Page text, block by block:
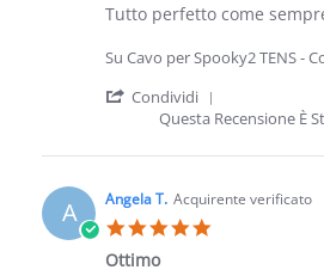
Review by Angela T. on 4
review stating Tutto
Tutto perfetto come
Su Cavo per Spooky2 TENS -
Condividi
Questa Recensione È
A Angela T. Acquirente verificato
Ottimo